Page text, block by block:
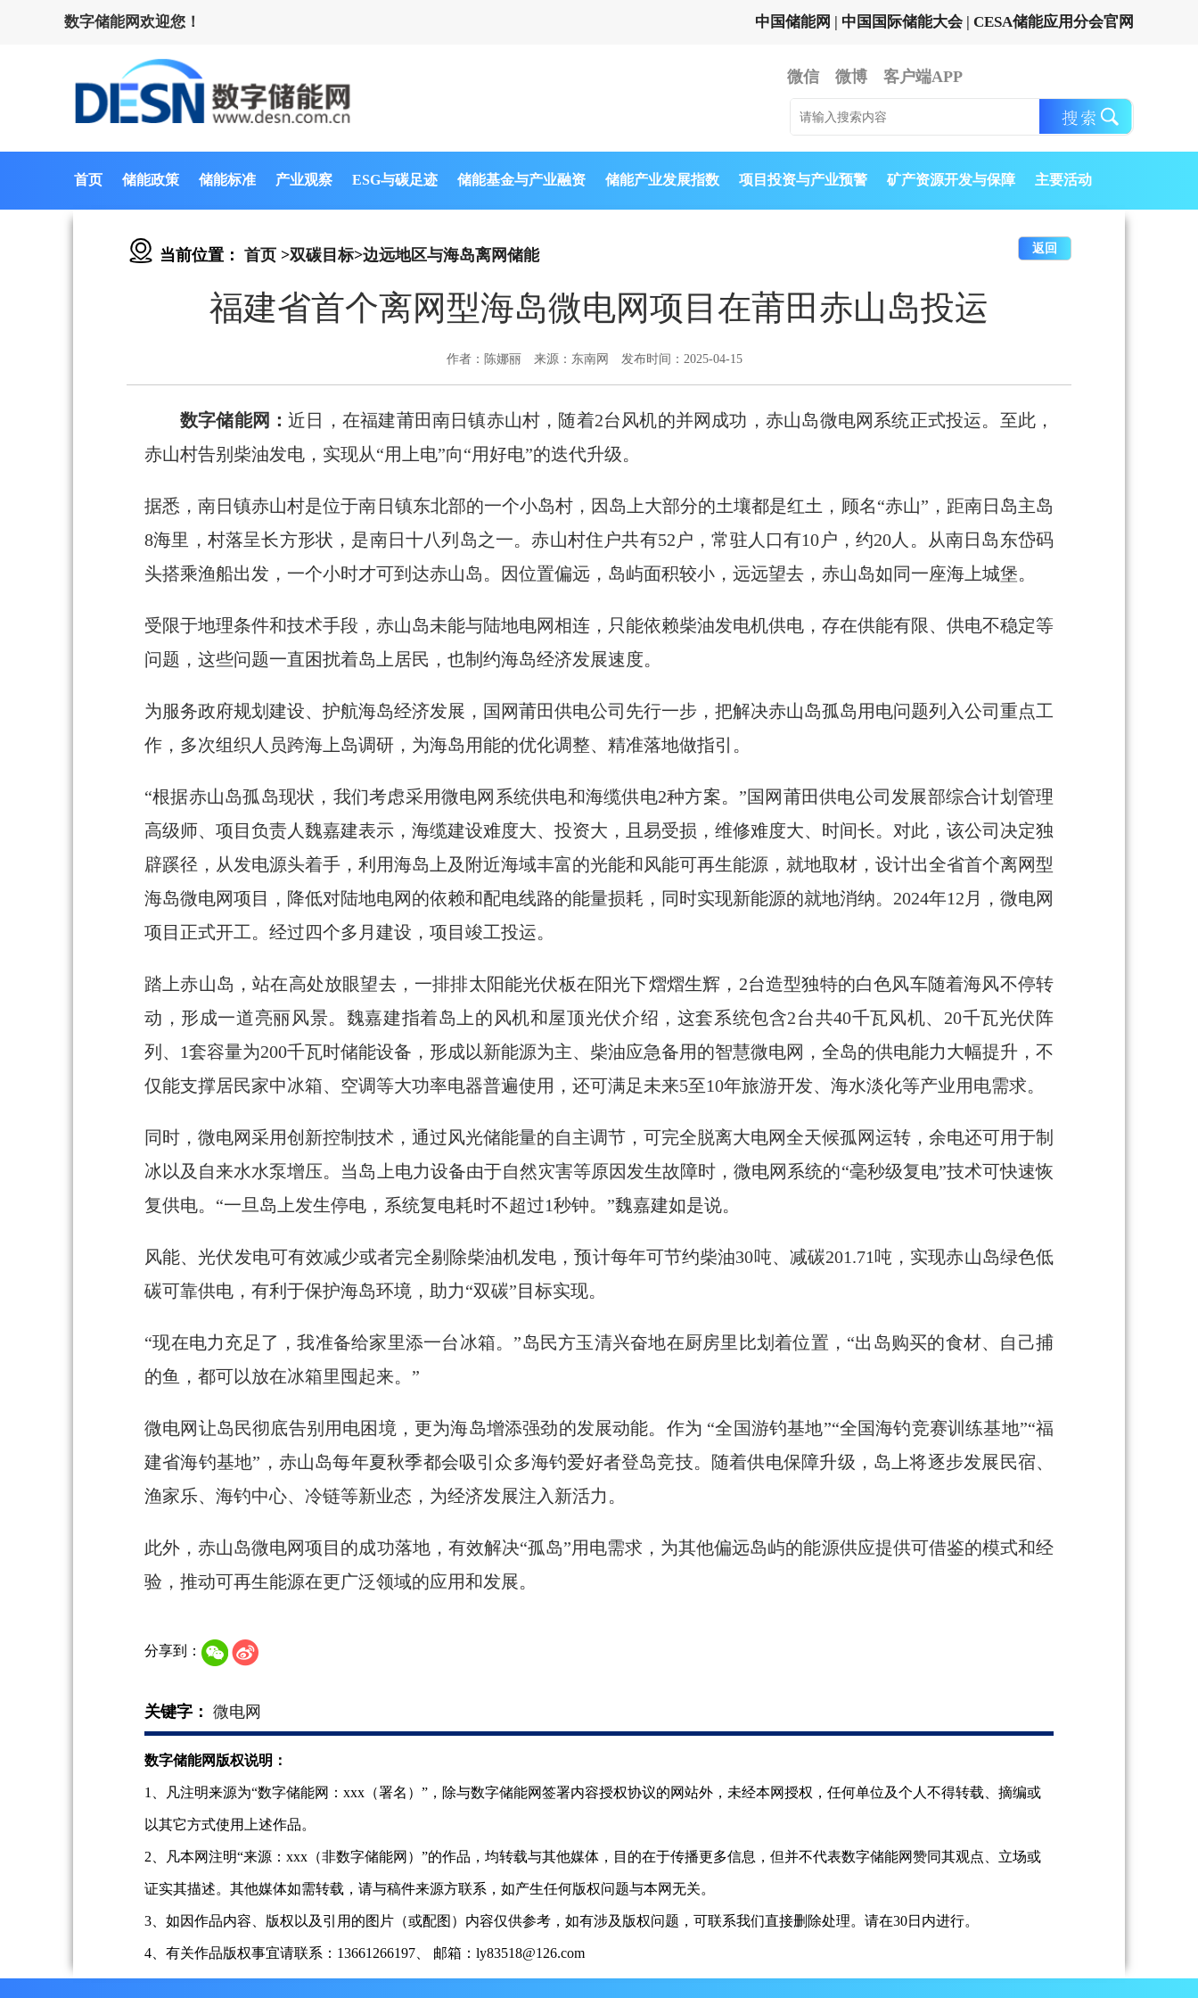
数字储能网欢迎您！ 中国储能网 | 中国国际储能大会 | CESA储能应用分会官网
微信 微博 客户端APP
首页 储能政策 储能标准 产业观察 ESG与碳足迹 储能基金与产业融资 储能产业发展指数 项目投资与产业预警 矿产资源开发与保障 主要活动
当前位置： 首页 >双碳目标>边远地区与海岛离网储能 返回
福建省首个离网型海岛微电网项目在莆田赤山岛投运
作者：陈娜丽 来源：东南网 发布时间：2025-04-15
数字储能网：近日，在福建莆田南日镇赤山村，随着2台风机的并网成功，赤山岛微电网系统正式投运。至此，
赤山村告别柴油发电，实现从“用上电”向“用好电”的迭代升级。
据悉，南日镇赤山村是位于南日镇东北部的一个小岛村，因岛上大部分的土壤都是红土，顾名“赤山”，距南日岛主岛
8海里，村落呈长方形状，是南日十八列岛之一。赤山村住户共有52户，常驻人口有10户，约20人。从南日岛东岱码
头搭乘渔船出发，一个小时才可到达赤山岛。因位置偏远，岛屿面积较小，远远望去，赤山岛如同一座海上城堡。
受限于地理条件和技术手段，赤山岛未能与陆地电网相连，只能依赖柴油发电机供电，存在供能有限、供电不稳定等
问题，这些问题一直困扰着岛上居民，也制约海岛经济发展速度。
为服务政府规划建设、护航海岛经济发展，国网莆田供电公司先行一步，把解决赤山岛孤岛用电问题列入公司重点工
作，多次组织人员跨海上岛调研，为海岛用能的优化调整、精准落地做指引。
“根据赤山岛孤岛现状，我们考虑采用微电网系统供电和海缆供电2种方案。”国网莆田供电公司发展部综合计划管理
高级师、项目负责人魏嘉建表示，海缆建设难度大、投资大，且易受损，维修难度大、时间长。对此，该公司决定独
辟蹊径，从发电源头着手，利用海岛上及附近海域丰富的光能和风能可再生能源，就地取材，设计出全省首个离网型
海岛微电网项目，降低对陆地电网的依赖和配电线路的能量损耗，同时实现新能源的就地消纳。2024年12月，微电网
项目正式开工。经过四个多月建设，项目竣工投运。
踏上赤山岛，站在高处放眼望去，一排排太阳能光伏板在阳光下熠熠生辉，2台造型独特的白色风车随着海风不停转
动，形成一道亮丽风景。魏嘉建指着岛上的风机和屋顶光伏介绍，这套系统包含2台共40千瓦风机、20千瓦光伏阵
列、1套容量为200千瓦时储能设备，形成以新能源为主、柴油应急备用的智慧微电网，全岛的供电能力大幅提升，不
仅能支撑居民家中冰箱、空调等大功率电器普遍使用，还可满足未来5至10年旅游开发、海水淡化等产业用电需求。
同时，微电网采用创新控制技术，通过风光储能量的自主调节，可完全脱离大电网全天候孤网运转，余电还可用于制
冰以及自来水水泵增压。当岛上电力设备由于自然灾害等原因发生故障时，微电网系统的“毫秒级复电”技术可快速恢
复供电。“一旦岛上发生停电，系统复电耗时不超过1秒钟。”魏嘉建如是说。
风能、光伏发电可有效减少或者完全剔除柴油机发电，预计每年可节约柴油30吨、减碳201.71吨，实现赤山岛绿色低
碳可靠供电，有利于保护海岛环境，助力“双碳”目标实现。
“现在电力充足了，我准备给家里添一台冰箱。”岛民方玉清兴奋地在厨房里比划着位置，“出岛购买的食材、自己捕
的鱼，都可以放在冰箱里囤起来。”
微电网让岛民彻底告别用电困境，更为海岛增添强劲的发展动能。作为 “全国游钓基地”“全国海钓竞赛训练基地”“福
建省海钓基地”，赤山岛每年夏秋季都会吸引众多海钓爱好者登岛竞技。随着供电保障升级，岛上将逐步发展民宿、
渔家乐、海钓中心、冷链等新业态，为经济发展注入新活力。
此外，赤山岛微电网项目的成功落地，有效解决“孤岛”用电需求，为其他偏远岛屿的能源供应提供可借鉴的模式和经
验，推动可再生能源在更广泛领域的应用和发展。
分享到：
关键字： 微电网
数字储能网版权说明：
1、凡注明来源为“数字储能网：xxx（署名）”，除与数字储能网签署内容授权协议的网站外，未经本网授权，任何单位及个人不得转载、摘编或
以其它方式使用上述作品。
2、凡本网注明“来源：xxx（非数字储能网）”的作品，均转载与其他媒体，目的在于传播更多信息，但并不代表数字储能网赞同其观点、立场或
证实其描述。其他媒体如需转载，请与稿件来源方联系，如产生任何版权问题与本网无关。
3、如因作品内容、版权以及引用的图片（或配图）内容仅供参考，如有涉及版权问题，可联系我们直接删除处理。请在30日内进行。
4、有关作品版权事宜请联系：13661266197、 邮箱：ly83518@126.com